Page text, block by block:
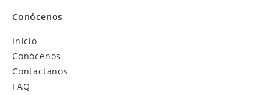
Conócenos
Inicio
Conócenos
Contactanos
FAQ